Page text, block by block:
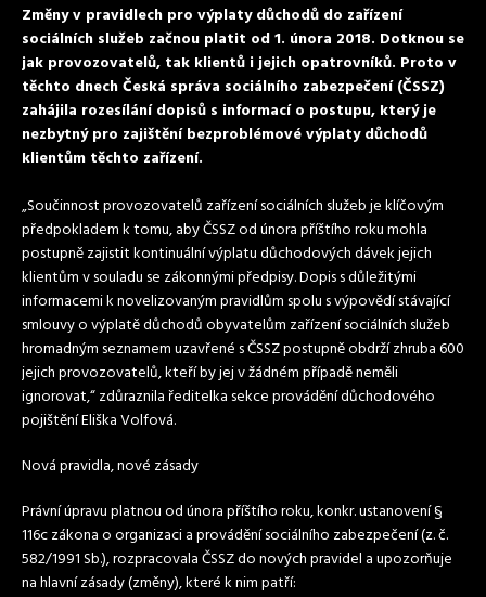
Změny v pravidlech pro výplaty důchodů do zařízení
sociálních služeb začnou platit od 1. února 2018. Dotknou se
jak provozovatelů, tak klientů i jejich opatrovníků. Proto v
těchto dnech Česká správa sociálního zabezpečení (ČSSZ)
zahájila rozesílání dopisů s informací o postupu, který je
nezbytný pro zajištění bezproblémové výplaty důchodů
klientům těchto zařízení.
„Součinnost provozovatelů zařízení sociálních služeb je klíčovým
předpokladem k tomu, aby ČSSZ od února příštího roku mohla
postupně zajistit kontinuální výplatu důchodových dávek jejich
klientům v souladu se zákonnými předpisy. Dopis s důležitými
informacemi k novelizovaným pravidlům spolu s výpovědí stávající
smlouvy o výplatě důchodů obyvatelům zařízení sociálních služeb
hromadným seznamem uzavřené s ČSSZ postupně obdrží zhruba 600
jejich provozovatelů, kteří by jej v žádném případě neměli
ignorovat,“ zdůraznila ředitelka sekce provádění důchodového
pojištění Eliška Volfová.
Nová pravidla, nové zásady
Právní úpravu platnou od února příštího roku, konkr. ustanovení §
116c zákona o organizaci a provádění sociálního zabezpečení (z. č.
582/1991 Sb.), rozpracovala ČSSZ do nových pravidel a upozorňuje
na hlavní zásady (změny), které k nim patří: